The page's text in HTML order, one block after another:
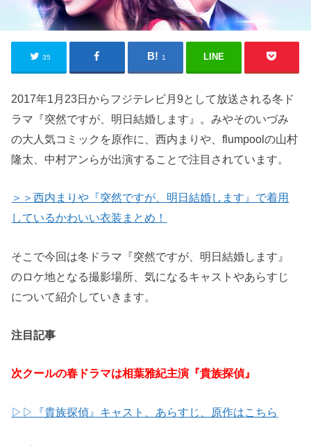
35 1 LINE
2017年1月23日からフジテレビ月9として放送される冬ド
ラマ『突然ですが、明日結婚します』。みやそのいづみ
の大人気コミックを原作に、西内まりや、flumpoolの山村
隆太、中村アンらが出演することで注目されています。
＞＞西内まりや『突然ですが、明日結婚します』で着用
しているかわいい衣装まとめ！
そこで今回は冬ドラマ『突然ですが、明日結婚します』
のロケ地となる撮影場所、気になるキャストやあらすじ
について紹介していきます。
注目記事
次クールの春ドラマは相葉雅紀主演『貴族探偵』
▷▷『貴族探偵』キャスト、あらすじ、原作はこちら